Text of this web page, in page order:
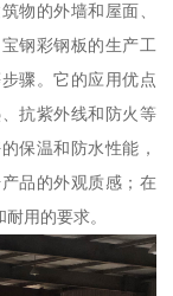
物的外墙和屋面、
钢彩钢板的生产工
骤。它的应用优点
抗紫外线和防火等
保温和防水性能，
品的外观质感；在
用的要求。